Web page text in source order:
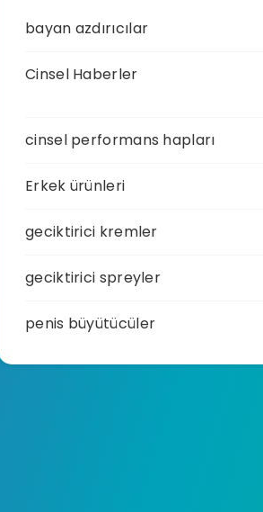
bayan azdırıcılar
Cinsel Haberler
cinsel performans hapları
Erkek ürünleri
geciktirici kremler
geciktirici spreyler
penis büyütücüler